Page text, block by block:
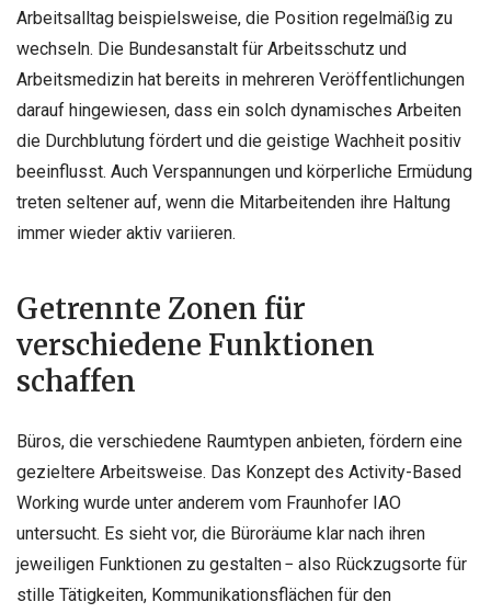
Arbeitsalltag beispielsweise, die Position regelmäßig zu
wechseln. Die Bundesanstalt für Arbeitsschutz und
Arbeitsmedizin hat bereits in mehreren Veröffentlichungen
darauf hingewiesen, dass ein solch dynamisches Arbeiten
die Durchblutung fördert und die geistige Wachheit positiv
beeinflusst. Auch Verspannungen und körperliche Ermüdung
treten seltener auf, wenn die Mitarbeitenden ihre Haltung
immer wieder aktiv variieren.
Getrennte Zonen für
verschiedene Funktionen
schaffen
Büros, die verschiedene Raumtypen anbieten, fördern eine
gezieltere Arbeitsweise. Das Konzept des Activity-Based
Working wurde unter anderem vom Fraunhofer IAO
untersucht. Es sieht vor, die Büroräume klar nach ihren
jeweiligen Funktionen zu gestalten − also Rückzugsorte für
stille Tätigkeiten, Kommunikationsflächen für den